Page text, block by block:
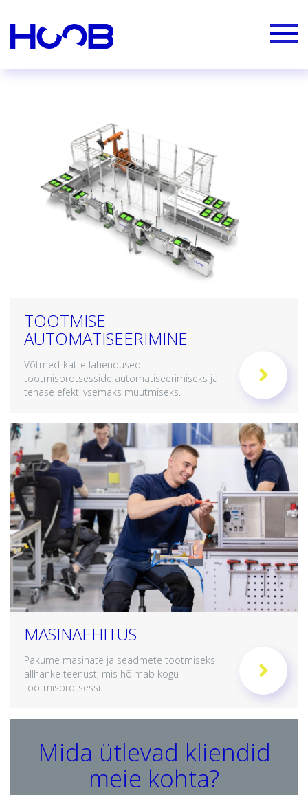
TOOTMISE
AUTOMATISEERIMINE
Võtmed-kätte lahendused
tootmisprotsesside automatiseerimiseks ja
tehase efektiivsemaks muutmiseks.
MASINAEHITUS
Pakume masinate ja seadmete tootmiseks
allhanke teenust, mis hõlmab kogu
tootmisprotsessi.
Mida ütlevad kliendid
meie kohta?